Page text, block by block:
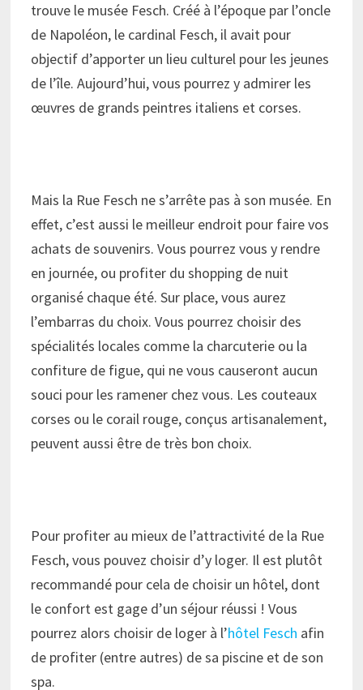
trouve le musée Fesch. Créé à l’époque par l’oncle
de Napoléon, le cardinal Fesch, il avait pour
objectif d’apporter un lieu culturel pour les jeunes
de l’île. Aujourd’hui, vous pourrez y admirer les
œuvres de grands peintres italiens et corses.
Mais la Rue Fesch ne s’arrête pas à son musée. En
effet, c’est aussi le meilleur endroit pour faire vos
achats de souvenirs. Vous pourrez vous y rendre
en journée, ou profiter du shopping de nuit
organisé chaque été. Sur place, vous aurez
l’embarras du choix. Vous pourrez choisir des
spécialités locales comme la charcuterie ou la
confiture de figue, qui ne vous causeront aucun
souci pour les ramener chez vous. Les couteaux
corses ou le corail rouge, conçus artisanalement,
peuvent aussi être de très bon choix.
Pour profiter au mieux de l’attractivité de la Rue
Fesch, vous pouvez choisir d’y loger. Il est plutôt
recommandé pour cela de choisir un hôtel, dont
le confort est gage d’un séjour réussi ! Vous
pourrez alors choisir de loger à l’hôtel Fesch afin
de profiter (entre autres) de sa piscine et de son
spa.